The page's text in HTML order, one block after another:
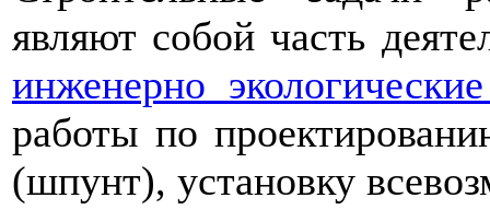
являют собой часть
инженерно
работы по
(шпунт), установку